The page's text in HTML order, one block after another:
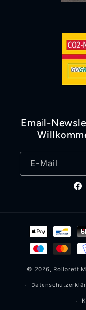
Email-
E-Mail
© 2026, Rollbrett